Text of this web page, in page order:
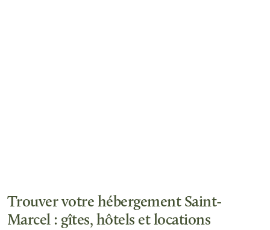
Trouver votre hébergement Saint-
Marcel : gîtes, hôtels et locations